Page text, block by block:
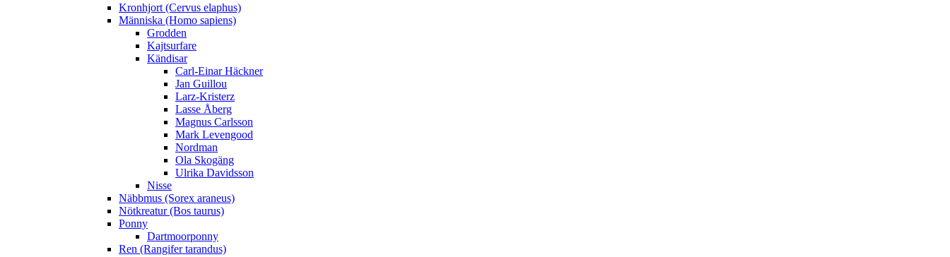
Kronhjort (Cervus elaphus)
Människa (Homo sapiens)
Grodden
Kajtsurfare
Kändisar
Carl-Einar Häckner
Jan Guillou
Larz-Kristerz
Lasse Åberg
Magnus Carlsson
Mark Levengood
Nordman
Ola Skogäng
Ulrika Davidsson
Nisse
Näbbmus (Sorex araneus)
Nötkreatur (Bos taurus)
Ponny
Dartmoorponny
Ren (Rangifer tarandus)